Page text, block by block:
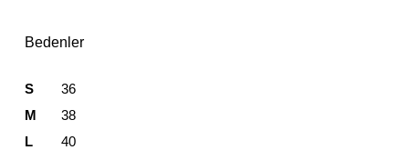
Bedenler
S
36
M
38
L
40